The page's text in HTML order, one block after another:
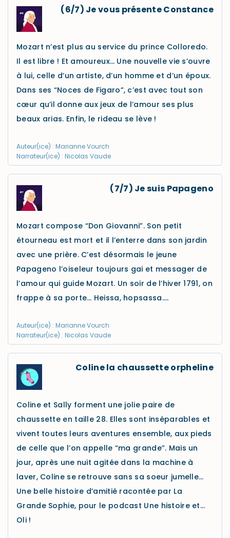
(6/7) Je vous présente Constance
Mozart n’est plus au service du prince Colloredo.
Il est libre ! Et amoureux… Une nouvelle vie s’ouvre
à lui, celle d’un artiste, d’un homme et d’un époux.
Dans ses “Noces de Figaro”, c’est avec tout son
cœur qu’il donne aux jeux de l’amour ses plus
beaux arias. Enfin, le rideau se lève !
Auteur(ice) : Marianne Vourch
Narrateur(ice) : Nicolas Vaude
(7/7) Je suis Papageno
Mozart compose “Don Giovanni”. Son petit
étourneau est mort et il l’enterre dans son jardin
avec une prière. C’est désormais le jeune
Papageno l’oiseleur toujours gai et messager de
l’amour qui guide Mozart. Un soir de l’hiver 1791, on
frappe à sa porte… Heissa, hopsassa….
Auteur(ice) : Marianne Vourch
Narrateur(ice) : Nicolas Vaude
Coline la chaussette orpheline
Coline et Sally forment une jolie paire de
chaussette en taille 28. Elles sont inséparables et
vivent toutes leurs aventures ensemble, aux pieds
de celle que l’on appelle “ma grande”. Mais un
jour, après une nuit agitée dans la machine à
laver, Coline se retrouve sans sa soeur jumelle…
Une belle histoire d’amitié racontée par La
Grande Sophie, pour le podcast Une histoire et…
Oli !